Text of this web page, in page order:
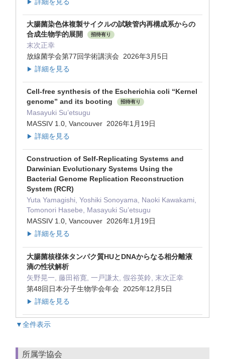
▶
大腸菌染色体複製サイクルの試験管内再構成系からの
合成生物学的展開
招待有り
末次正幸
放線菌学会第77回学術講演会 2026年3月5日
▶ 詳細を見る
Cell-free synthesis of the Escherichia coli “Kernel
genome” and its booting
招待有り
Masayuki Su’etsugu
MASSIV 1.0, Vancouver 2026年1月19日
▶ 詳細を見る
Construction of Self-Replicating Systems and
Darwinian Evolutionary Systems Using the
Bacterial Genome Replication Reconstruction
System (RCR)
Yuta Yamagishi, Yoshiki Sonoyama, Naoki Kawakami,
Tomonori Hasebe, Masayuki Su’etsugu
MASSIV 1.0, Vancouver 2026年1月19日
▶ 詳細を見る
大腸菌核様体タンパク質HUとDNAからなる相分離液
滴の性状解析
矢野晃一, 藤田裕寛, 一戸謙太, 假谷英鈴, 末次正幸
第48回日本分子生物学会年会 2025年12月5日
▶ 詳細を見る
▼全件表示
所属学協会